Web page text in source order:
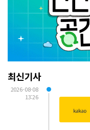
최신기사
2026-08-08
13:26